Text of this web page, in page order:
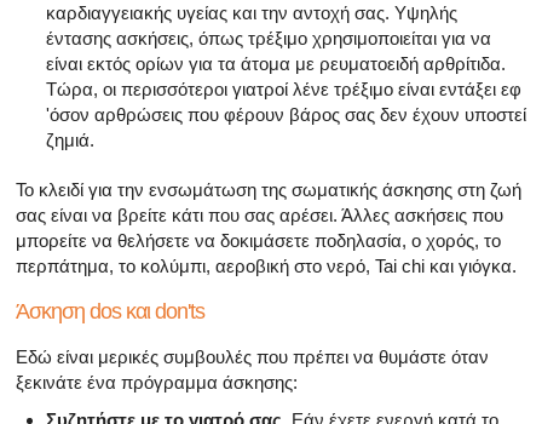
καρδιαγγειακής υγείας και την αντοχή σας. Υψηλής
έντασης ασκήσεις, όπως τρέξιμο χρησιμοποιείται για να
είναι εκτός ορίων για τα άτομα με ρευματοειδή αρθρίτιδα.
Τώρα, οι περισσότεροι γιατροί λένε τρέξιμο είναι εντάξει εφ
'όσον αρθρώσεις που φέρουν βάρος σας δεν έχουν υποστεί
ζημιά.
Το κλειδί για την ενσωμάτωση της σωματικής άσκησης στη ζωή
σας είναι να βρείτε κάτι που σας αρέσει. Άλλες ασκήσεις που
μπορείτε να θελήσετε να δοκιμάσετε ποδηλασία, ο χορός, το
περπάτημα, το κολύμπι, αεροβική στο νερό, Tai chi και γιόγκα.
Άσκηση dos και don'ts
Εδώ είναι μερικές συμβουλές που πρέπει να θυμάστε όταν
ξεκινάτε ένα πρόγραμμα άσκησης:
Συζητήστε με το γιατρό σας. Εάν έχετε ενεργή κατά το